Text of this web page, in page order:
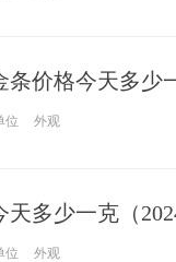
价格今天多少
位 外观
多少一克（
位 外观